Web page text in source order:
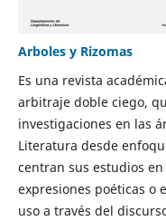
Arboles y Rizomas
Es una revista
arbitraje doble ciego,
investigaciones en las
Literatura desde
centran sus estudios
expresiones poéticas o
uso a través del